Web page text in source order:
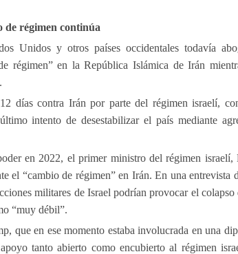
de régimen continúa
Unidos y otros países occidentales todavía
régimen” en la República Islámica de Irán
días contra Irán por parte del régimen israelí,
intento de desestabilizar el país mediante
en 2022, el primer ministro del régimen israelí,
el “cambio de régimen” en Irán. En una entrevista
militares de Israel podrían provocar el
“muy débil”.
que en ese momento estaba involucrada en una
tanto abierto como encubierto al régimen